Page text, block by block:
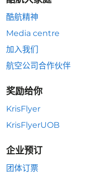
酷航精神
Media centre
加入我们
航空公司合作伙伴
奖励给你
KrisFlyer
KrisFlyerUOB
企业预订
团体订票